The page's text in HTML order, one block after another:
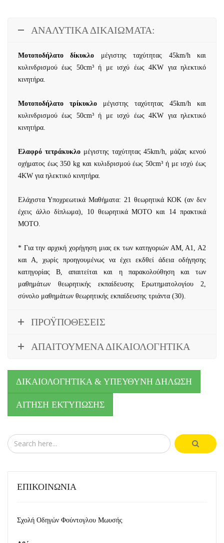
ΑΝΑΛΥΤΙΚΑ ΔΙΚΑΙΩΜΑΤΑ:
Μοτοποδήλατο δίκυκλο μέγιστης ταχύτητας 45km/h και
κυλινδρισμού έως 50cm³ ή με ισχύ έως 4KW για ηλεκτικό
κινητήρα.
Μοτοποδήλατο τρίκυκλο μέγιστης ταχύτητας 45km/h και
κυλινδρισμού έως 50cm³ ή με ισχύ έως 4KW για ηλεκτικό
κινητήρα.
Ελαφρό τετράκυκλομέγιστης ταχύτητας 45km/h, μάζας κενού
οχήματος έως 350 kg και κυλιδρισμού έως 50cm³ ή με ισχύ έως
4KW για ηλεκτικό κινητήρα.
Ελάχιστα Υποχρεωτικά Μαθήματα: 21 θεωρητικά ΚΟΚ (αν δεν
έχεις άλλο δίπλωμα), 10 θεωρητικά ΜΟΤΟ και 14 πρακτικά
ΜΟΤΟ.
* Για την αρχική χορήγηση μιας εκ των κατηγοριών ΑΜ, Α1, Α2
και Α, χωρίς προηγουμένως να έχει εκδθεί άδεια οδήγησης
κατηγορίας Β, απαιτείται και η παρακολούθηση και των
μαθημάτων θεωρητικής εκπαίδευσης Ερωτηματολογίου 2,
σύνολο μαθημάτων θεωρητικής εκπαίδευσης τριάντα (30).
ΠΡΟΫΠΟΘΕΣΕΙΣ
ΑΠΑΙΤΟΥΜΕΝΑ ΔΙΚΑΙΟΛΟΓΗΤΙΚΑ
ΔΙΚΑΙΟΛΟΓΗΤΙΚΑ & ΥΠΕΥΘΥΝΗ ΔΗΛΩΣΗ
ΑΙΤΗΣΗ ΕΚΤΥΠΩΣΗΣ
ΕΠΙΚΟΙΝΩΝΙΑ
Σχολή Οδηγών Φούντογλου Μωυσής